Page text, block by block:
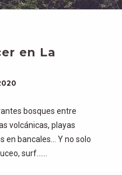
en La
bosques entre
volcánicas, playas
en bancales… Y no solo
surf……